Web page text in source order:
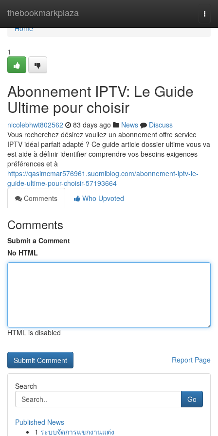
thebookmarkplaza
Home
Home
1
Abonnement IPTV: Le Guide
Ultime pour choisir
nicolebhwt802562 83 days ago News
Discuss
Vous recherchez désirez vouliez un abonnement offre service
IPTV idéal parfait adapté ? Ce guide article dossier ultime vous va
est aide à définir identifier comprendre vos besoins exigences
préférences et à
https://qasimcmar576961.suomiblog.com/abonnement-iptv-le-
guide-ultime-pour-choisir-57193664
Comments
Who Upvoted
Comments
Submit a Comment
No HTML
HTML is disabled
Report Page
Search
Go
Published News
1 ระบบจัดการแขกงานแต่ง